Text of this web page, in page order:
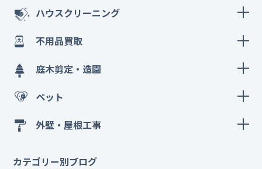
ハウスクリーニング
不用品買取
庭木剪定・造園
ペット
外壁・屋根工事
カテゴリー別ブログ